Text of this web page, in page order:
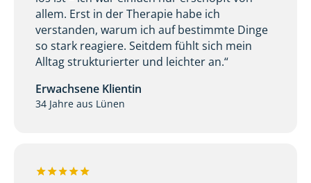
allem. Erst in der Therapie habe ich
verstanden, warum ich auf bestimmte Dinge
so stark reagiere. Seitdem fühlt sich mein
Alltag strukturierter und leichter an.“
Erwachsene Klientin
34 Jahre aus Lünen